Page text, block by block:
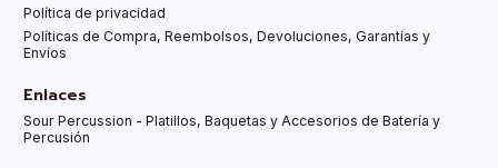
Política de privacidad
Políticas de Compra, Reembolsos, Devoluciones, Garantías y
Envíos
Enlaces
Sour Percussion - Platillos, Baquetas y Accesorios de Batería y
Percusión